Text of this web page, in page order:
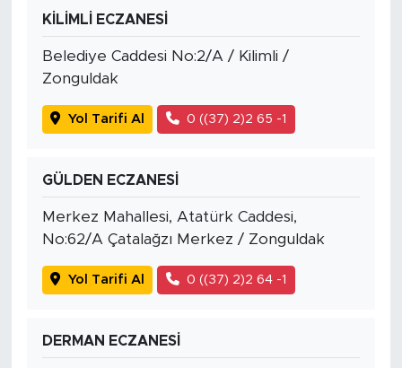
KİLİMLİ ECZANESİ
Belediye Caddesi No:2/A / Kilimli /
Zonguldak
Yol Tarifi Al 0 ((37) 2)2 65 -1
GÜLDEN ECZANESİ
Merkez Mahallesi, Atatürk Caddesi,
No:62/A Çatalağzı Merkez / Zonguldak
Yol Tarifi Al 0 ((37) 2)2 64 -1
DERMAN ECZANESİ